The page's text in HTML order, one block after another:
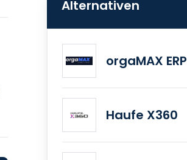
Alternativen
orgaMAX ERP
Haufe X360